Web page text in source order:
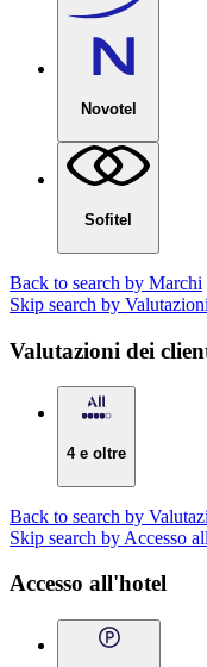
Novotel
Sofitel
Back to search by Marchi
Skip search by
Valutazioni dei
4 e oltre
Back to search by
Skip search by Accesso
Accesso all'hotel